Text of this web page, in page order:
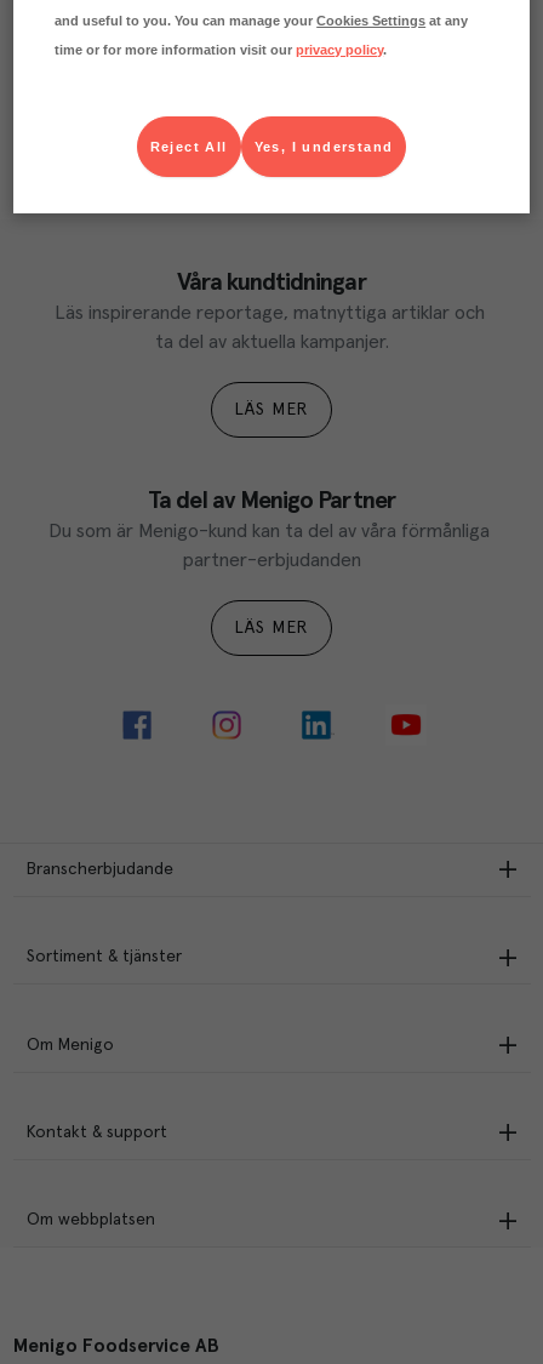
Våra kundtidningar
Läs inspirerande reportage, matnyttiga artiklar och
ta del av aktuella kampanjer.
LÄS MER
Ta del av Menigo Partner
Du som är Menigo-kund kan ta del av våra förmånliga
partner-erbjudanden
LÄS MER
Branscherbjudande
Sortiment & tjänster
Om Menigo
Kontakt & support
Om webbplatsen
Menigo Foodservice AB
and useful to you. You can manage yourCookies Settings at any
time or for more information visit ourprivacy policy.
Yes, I understand
Reject All